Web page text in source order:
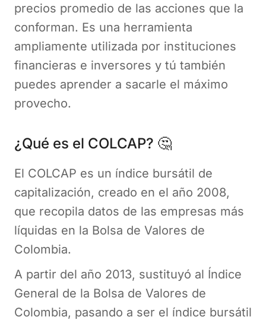
precios promedio de las acciones que la
conforman. Es una herramienta
ampliamente utilizada por instituciones
financieras e inversores y tú también
puedes aprender a sacarle el máximo
provecho.
¿Qué es el COLCAP? 🤔
El COLCAP es un índice bursátil de
capitalización, creado en el año 2008,
que recopila datos de las empresas más
líquidas en la Bolsa de Valores de
Colombia.
A partir del año 2013, sustituyó al Índice
General de la Bolsa de Valores de
Colombia, pasando a ser el índice bursátil